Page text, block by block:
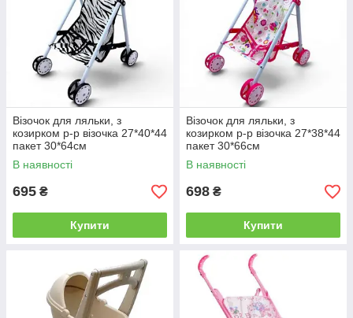
Візочок для ляльки, з
козирком р-р візочка 27*40*44
пакет 30*64см
В наявності
695 ₴
Купити
Візочок для ляльки, з
козирком р-р візочка 27*38*44
пакет 30*66см
В наявності
698 ₴
Купити